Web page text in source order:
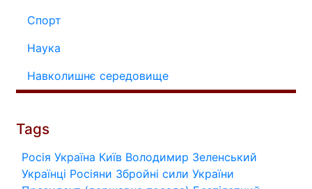
Спорт
Наука
Навколишнє середовище
Tags
Росія Україна Київ Володимир Зеленський
Українці Росіяни Збройні сили України